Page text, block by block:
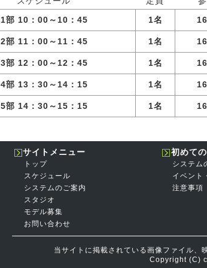
1部 10：00～10：45
1名
2部 11：00～11：45 1名
3部 12：00～12：45 1名
4部 13：30～14：15 1名
5部 14：30～15：15 1名
サイトメニュー
トップ
スケジュール
システムのご案内
スタジオ
モデル募集
お問い合わせ
初めて
システム
イベント
注意事項
当サイトに掲載されている画像ファイル、
Copyright (C)